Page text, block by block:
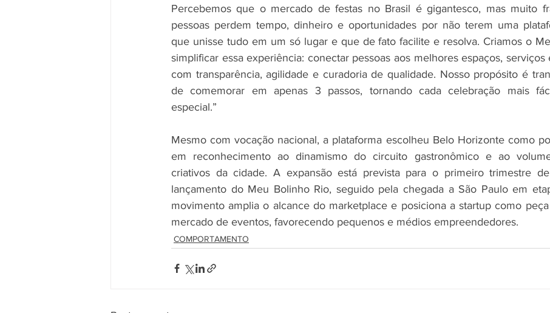
Percebemos que o mercado de festas no Brasil é gigantesco, mas muito
pessoas perdem tempo, dinheiro e oportunidades por não terem uma
que unisse tudo em um só lugar e que de fato facilite e resolva. Criamos o
simplificar essa experiência: conectar pessoas aos melhores espaços, serviços
com transparência, agilidade e curadoria de qualidade. Nosso propósito é
de comemorar em apenas 3 passos, tornando cada celebração mais
especial.”
Mesmo com vocação nacional, a plataforma escolheu Belo Horizonte como
em reconhecimento ao dinamismo do circuito gastronômico e ao
criativos da cidade. A expansão está prevista para o primeiro trimestre
lançamento do Meu Bolinho Rio, seguido pela chegada a São Paulo em
movimento amplia o alcance do marketplace e posiciona a startup como
mercado de eventos, favorecendo pequenos e médios empreendedores.
COMPORTAMENTO